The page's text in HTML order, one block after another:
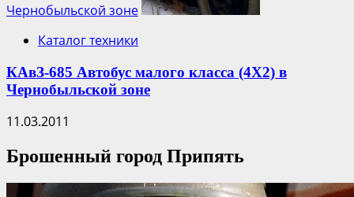
Чернобыльской зоне
Каталог техники
КАвЗ-685 Автобус малого класса (4Х2) в
Чернобыльской зоне
11.03.2011
Брошенный город Припять